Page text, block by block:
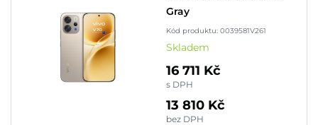
Gray
Kód produktu: 0039581V261
Skladem
16 711 Kč
s DPH
13 810 Kč
bez DPH